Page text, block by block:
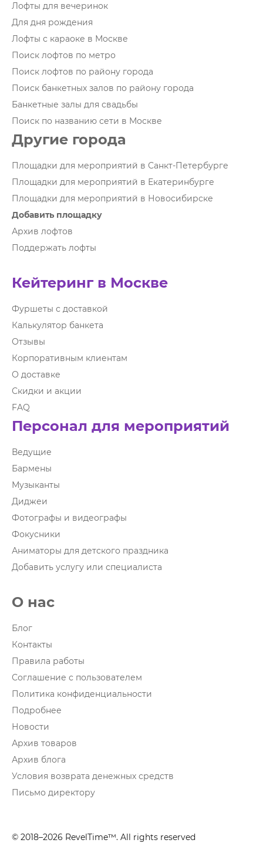
Лофты для вечеринок
Для дня рождения
Лофты с караоке в Москве
Поиск лофтов по метро
Поиск лофтов по району города
Поиск банкетных залов по району города
Банкетные залы для свадьбы
Поиск по названию сети в Москве
Другие города
Площадки для мероприятий в Санкт-Петербурге
Площадки для мероприятий в Екатеринбурге
Площадки для мероприятий в Новосибирске
Добавить площадку
Архив лофтов
Поддержать лофты
Кейтеринг в Москве
Фуршеты с доставкой
Калькулятор банкета
Отзывы
Корпоративным клиентам
О доставке
Скидки и акции
FAQ
Персонал для мероприятий
Ведущие
Бармены
Музыканты
Диджеи
Фотографы и видеографы
Фокусники
Аниматоры для детского праздника
Добавить услугу или специалиста
О нас
Блог
Контакты
Правила работы
Соглашение с пользователем
Политика конфиденциальности
Подробнее
Новости
Архив товаров
Архив блога
Условия возврата денежных средств
Письмо директору
© 2018–2026 RevelTime™. All rights reserved